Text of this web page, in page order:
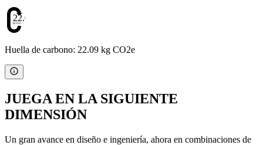
22.09
Huella de carbono: 22.09 kg CO2e
JUEGA EN LA SIGUIENTE
DIMENSIÓN
Un gran avance en diseño e ingeniería, ahora en combinaciones de